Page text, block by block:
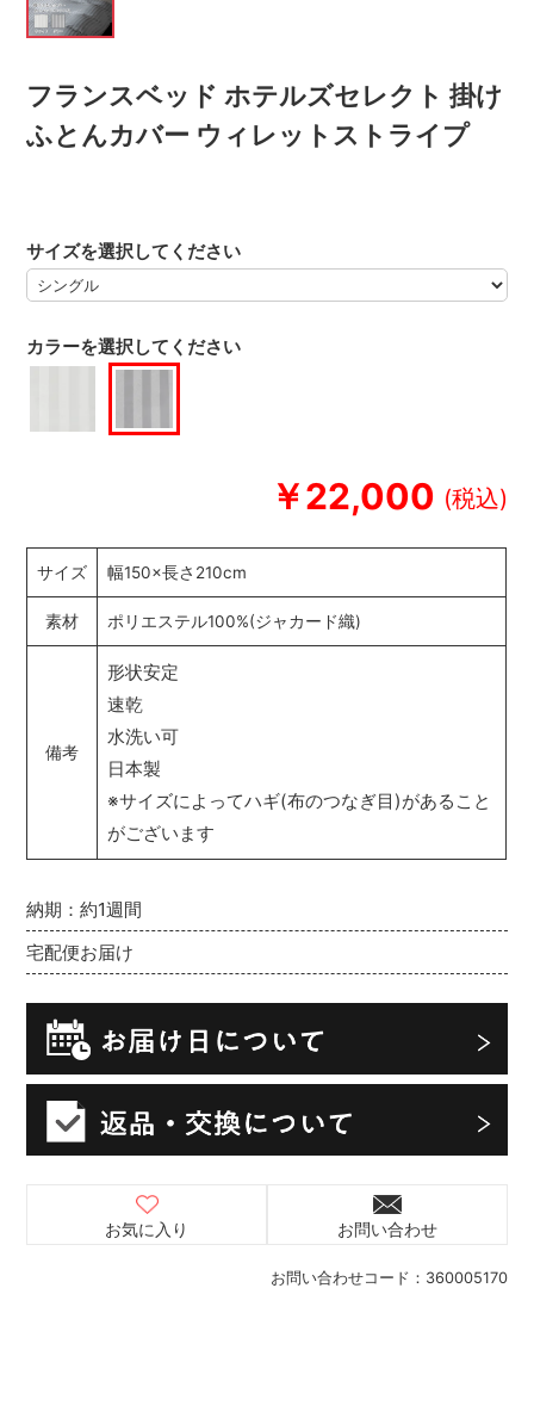
フランスベッド ホテルズセレクト 掛け
ふとんカバー ウィレットストライプ
￥22,000
お問い合わせコード： 360005170
納期：約1週間
宅配便お届け
カラーを選択してください
サイズを選択してください
お気に入り お問い合わせ
サイズ 幅150×長さ210cm
素材 ポリエステル100%(ジャカード織)
備考
形状安定
速乾
水洗い可
日本製
※サイズによってハギ(布のつなぎ目)があること
がございます